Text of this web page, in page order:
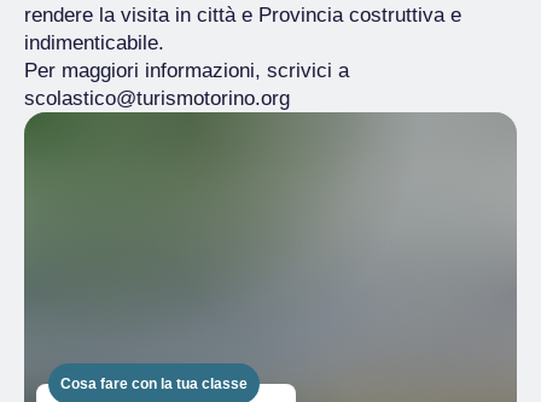
rendere la visita in città e Provincia costruttiva e
indimenticabile.
Per maggiori informazioni, scrivici a
scolastico@turismotorino.org
Cosa fare con la tua classe